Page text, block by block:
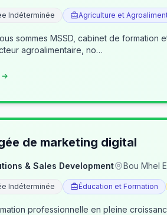
Indéterminée Agriculture et
sommes MSSD, cabinet de
agroalimentaire, no…
de marketing digital
& Sales Development Bou Mhel
Indéterminée Éducation et Formation
professionnelle en pleine